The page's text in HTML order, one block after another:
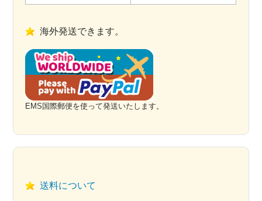
海外発送できます。
EMS国際郵便を使って発送いたします。
送料について